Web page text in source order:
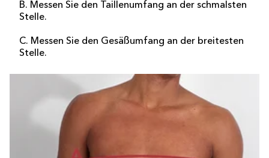
B. Messen Sie den Taillenumfang an der schmalsten
Stelle.
C. Messen Sie den Gesäßumfang an der breitesten
Stelle.